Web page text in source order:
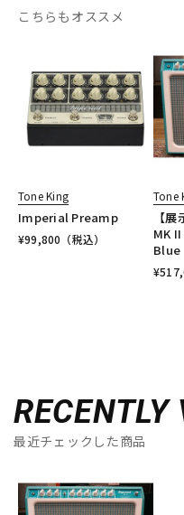
こちらもオススメ
Tone King
Imperial Preamp
¥99,800 （税込）
Tone
【
MK
Blue
¥
RECENTLY
最近チェックした商品